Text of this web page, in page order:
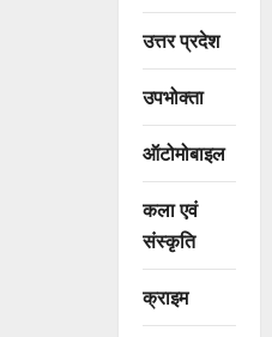
उत्तर प्रदेश
उपभोक्ता
ऑटोमोबाइल
कला एवं
संस्कृति
क्राइम